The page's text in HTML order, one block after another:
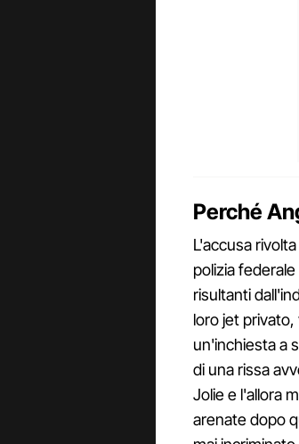
Perché
L'accusa
polizia
risultanti
loro jet
un'inchiesta a
di una rissa
Jolie e l'allora
arenate dopo